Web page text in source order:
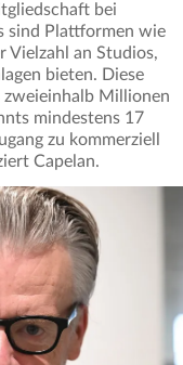
bei
sind Plattformen wie
Vielzahl an Studios,
bieten. Diese
Millionen
mindestens 17
zu kommerziell
Capelan.